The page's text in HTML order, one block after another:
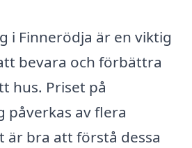
i Finnerödja är en viktig
bevara och förbättra
hus. Priset på
påverkas av flera
är bra att förstå dessa